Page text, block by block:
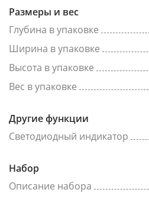
Размеры и вес
Глубина в упаковке
Ширина в упаковке
Высота в упаковке
Вес в упаковке
Другие функции
Светодиодный индикатор
Набор
Описание набора